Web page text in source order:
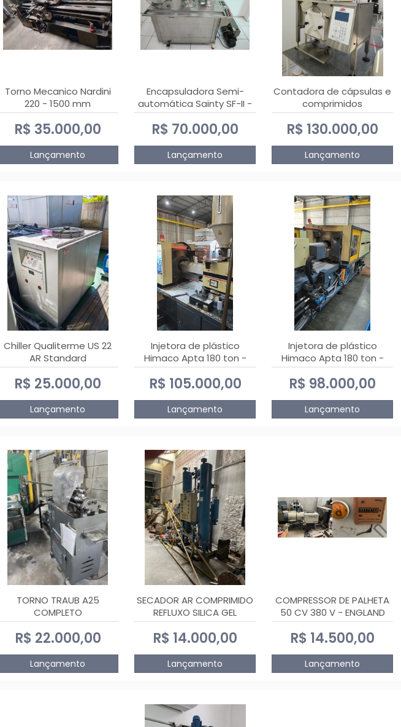
Torno Mecanico Nardini
220 - 1500 mm
R$ 35.000,00
Lançamento
Encapsuladora Semi-
automática Sainty SF-II -
0 e 00
R$ 70.000,00
Lançamento
Contadora de cápsulas e
comprimidos
PHARMACOUNT - 2-2R3
R$ 130.000,00
Lançamento
Chiller Qualiterme US 22
AR Standard
R$ 25.000,00
Lançamento
Injetora de plástico
Himaco Apta 180 ton -
2010
R$ 105.000,00
Lançamento
Injetora de plástico
Himaco Apta 180 ton -
2009
R$ 98.000,00
Lançamento
TORNO TRAUB A25
COMPLETO
R$ 22.000,00
Lançamento
SECADOR AR COMPRIMIDO
REFLUXO SILICA GEL
R$ 14.000,00
Lançamento
COMPRESSOR DE PALHETA
50 CV 380 V - ENGLAND
R$ 14.500,00
Lançamento